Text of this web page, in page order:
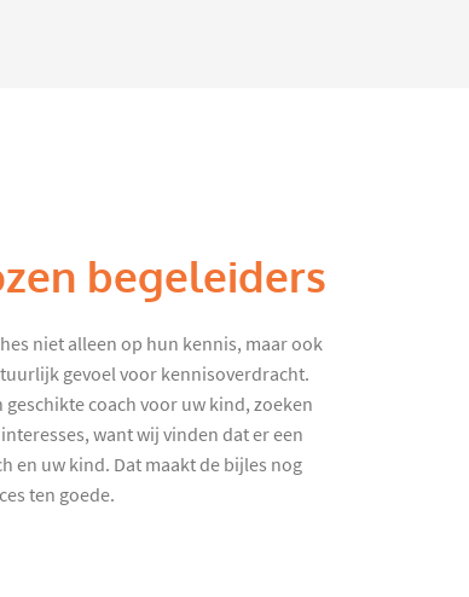
begeleiders
niet alleen op hun kennis, maar ook
gevoel voor kennisoverdracht.
coach voor uw kind, zoeken
want wij vinden dat er een
en uw kind. Dat maakt de bijles nog
ten goede.